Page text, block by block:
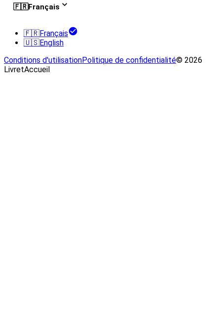
🇫🇷Français
🇫🇷Français
🇺🇸English
Conditions d'utilisationPolitique de confidentialité© 2026
LivretAccueil